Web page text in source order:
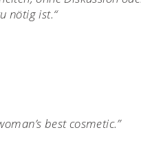
nötig ist.“
best cosmetic.”